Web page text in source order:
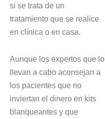
si se trata de un
tratamiento que se realice
en clínica o en casa.
Aunque los expertos que lo
llevan a cabo aconsejan a
los pacientes que no
inviertan el dinero en kits
blanqueantes y que